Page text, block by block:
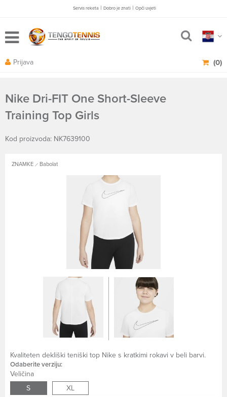
Servis reketa | Dobro je znati | Opči uvjeti
(0)
Prijava
Nike Dri-FIT One Short-Sleeve
Training Top Girls
Kod proizvoda: NK7639100
ZNAMKE Babolat
Kvaliteten dekliški teniški top Nike s kratkimi rokavi v beli barvi.
Odaberite verziju:
Veličina
S
XL